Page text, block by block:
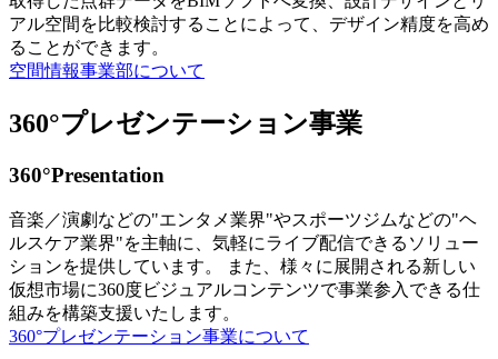
アル空間を比較検討することによって、デザイン精度を高め
ることができます。
空間情報事業部について
360°プレゼンテーション事業
360°Presentation
音楽／演劇などの"エンタメ業界"やスポーツジムなどの"ヘ
ルスケア業界"を主軸に、気軽にライブ配信できるソリュー
ションを提供しています。 また、様々に展開される新しい
仮想市場に360度ビジュアルコンテンツで事業参入できる仕
組みを構築支援いたします。
360°プレゼンテーション事業について